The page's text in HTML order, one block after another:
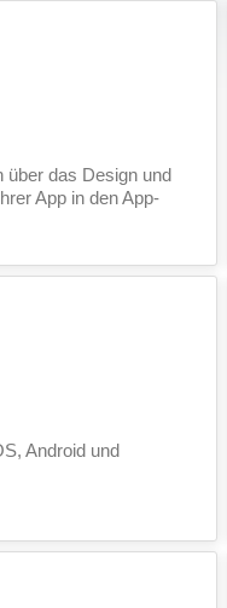
über das Design und
App in den App-
Android und